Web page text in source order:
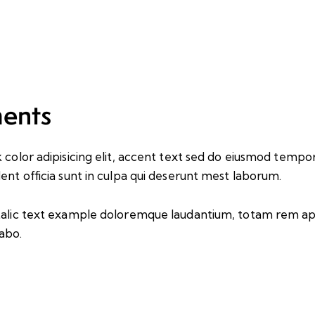
coloradipisicing elit, accent text sed do eiusmod
officia sunt in culpa qui deserunt mest laborum.
text example doloremque laudantium, totam rem